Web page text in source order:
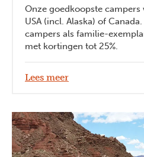
Onze goedkoopste
USA (incl. Alaska) of
campers als familie-
met kortingen tot 25%.
Lees meer